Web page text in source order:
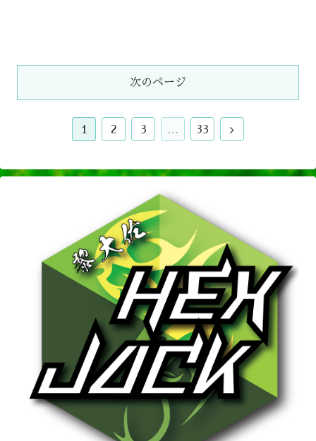
次のページ
1 2 3 … 33